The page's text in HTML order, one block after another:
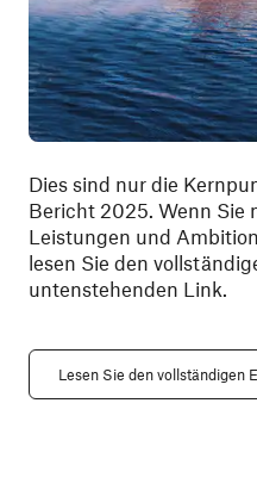
Dies sind nur die
Bericht 2025. Wenn Sie
Leistungen und
lesen Sie den
untenstehenden Link.
Lesen Sie den vollständigen